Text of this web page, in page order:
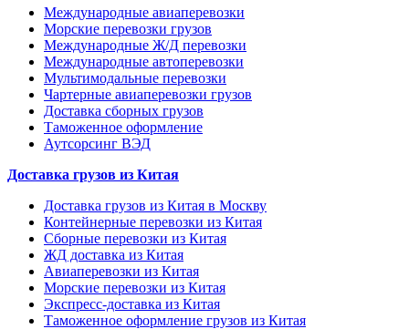
Международные авиаперевозки
Морские перевозки грузов
Международные Ж/Д перевозки
Международные автоперевозки
Мультимодальные перевозки
Чартерные авиаперевозки грузов
Доставка сборных грузов
Таможенное оформление
Аутсорсинг ВЭД
Доставка грузов из Китая
Доставка грузов из Китая в Москву
Контейнерные перевозки из Китая
Сборные перевозки из Китая
ЖД доставка из Китая
Авиаперевозки из Китая
Морские перевозки из Китая
Экспресс-доставка из Китая
Таможенное оформление грузов из Китая